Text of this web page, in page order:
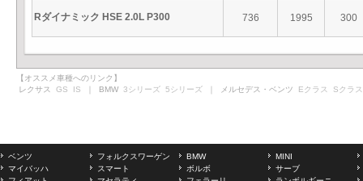
Rダイナミック HSE 2.0L P300 736 1995 300
【オススメ車種へのリンク】
レクサス GS IS ｜ BMW 3シリーズ 5シリーズ ｜ メルセデス・ベンツ Eクラス Sクラス
ベンツ フォルクスワーゲン BMW
MINI
マイバッハ
スマート ボルボ
サーブ